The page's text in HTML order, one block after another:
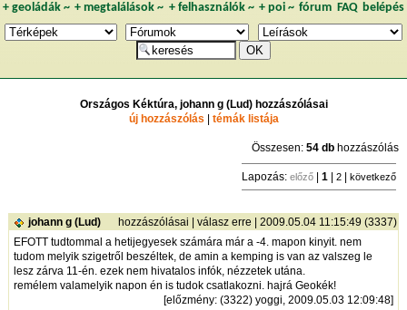
+ geoládák~ +megtalálások ~ + felhasználók~ + poi~ fórum FAQ belépés
Országos Kéktúra, johann g (Lud) hozzászólásai
új hozzászólás | témák listája
Összesen:54 db hozzászólás
Lapozás:előző |1 | 2 |következő
johann g (Lud) hozzászólásai |válasz erre | 2009.05.04 11:15:49 (3337)
EFOTT tudtommal a hetijegyesek számára már a -4. mapon kinyit. nem
tudom melyik szigetről beszéltek, de amin a kemping is van az valszeg le
lesz zárva 11-én. ezek nem hivatalos infók, nézzetek utána.
remélem valamelyik napon én is tudok csatlakozni. hajrá Geokék!
[előzmény: (3322) yoggi, 2009.05.03 12:09:48]